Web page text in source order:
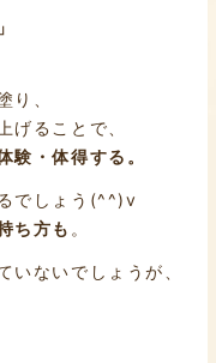
り、
げることで、
験・体得する。
でしょう(^^)v
ち方も 。
いないでしょうが、